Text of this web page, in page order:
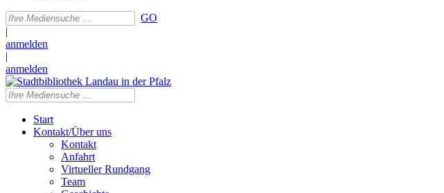
GO
|
anmelden
|
anmelden
Start
Kontakt/Über uns
Kontakt
Anfahrt
Virtueller Rundgang
Team